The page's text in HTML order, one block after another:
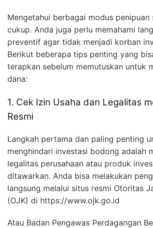
Mengetahui berbagai modus penipuan
cukup. Anda juga perlu memahami
preventif agar tidak menjadi korban
Berikut beberapa tips penting yang
terapkan sebelum memutuskan untuk
dana:
1. Cek Izin Usaha dan Legalitas
Resmi
Langkah pertama dan paling penting
menghindari investasi bodong adalah
legalitas perusahaan atau produk
ditawarkan. Anda bisa melakukan
langsung melalui situs resmi Otoritas
(OJK) di https://www.ojk.go.id
Atau Badan Pengawas Perdagangan